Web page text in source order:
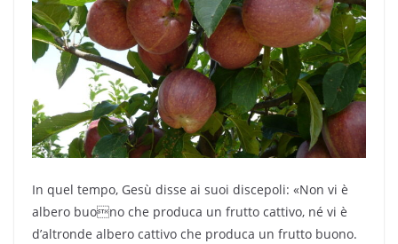
In quel tempo, Gesù disse ai suoi discepoli: «Non vi è
albero buono che produca un frutto cattivo, né vi è
d’altronde albero cattivo che produca un frutto buono.